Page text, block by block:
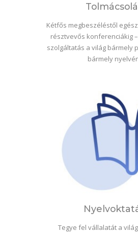
Kétfős megbeszéléstől
résztvevős konferenciákig
szolgáltatás a világ bármely
bármely
Tegye fel vállalatát a